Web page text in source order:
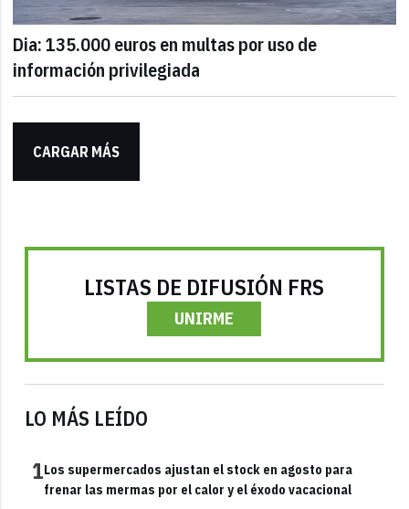
Dia: 135.000 euros en multas por uso de
información privilegiada
CARGAR MÁS
LISTAS DE DIFUSIÓN FRS
UNIRME
LO MÁS LEÍDO
1Los supermercados ajustan el stock en agosto para
frenar las mermas por el calor y el éxodo vacacional